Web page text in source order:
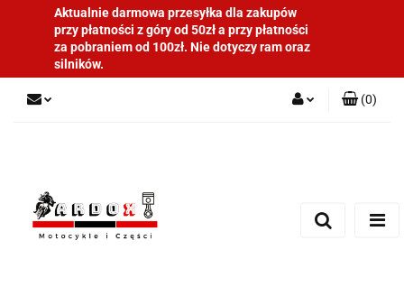
Aktualnie darmowa przesyłka dla zakupów
przy płatności z góry od 50zł a przy płatności
za pobraniem od 100zł. Nie dotyczy ram oraz
silników.
(0)